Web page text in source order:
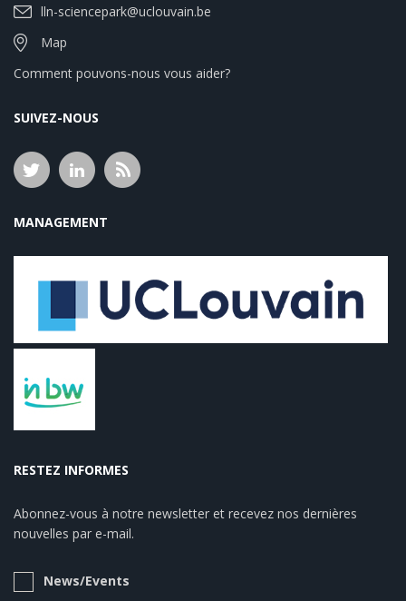
lln-sciencepark@uclouvain.be
Map
Comment pouvons-nous vous aider?
SUIVEZ-NOUS
MANAGEMENT
RESTEZ INFORMES
Abonnez-vous à notre newsletter et recevez nos dernières
nouvelles par e-mail.
News/Events